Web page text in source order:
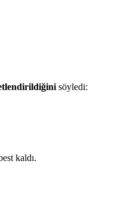
söyledi:
kaldı.